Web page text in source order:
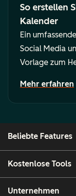
So erstellen
Kalender
Ein
Social Media
Vorlage zum
Mehr erfahren
Beliebte Features
Kostenlose Tools
Unternehmen